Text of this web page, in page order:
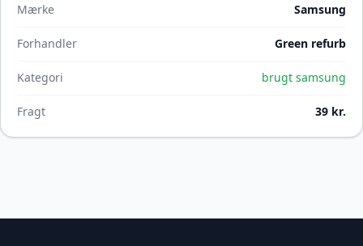
Mærke Samsung
Forhandler Green refurb
Kategori brugt samsung
Fragt 39 kr.